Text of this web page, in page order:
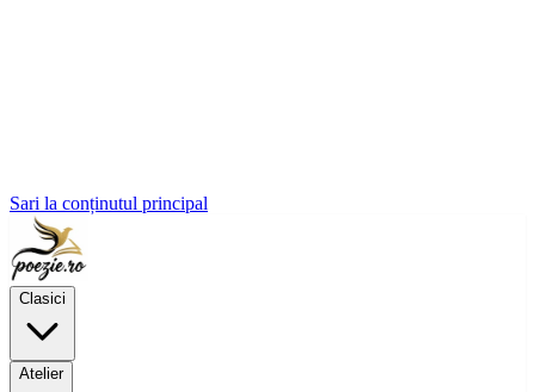
Sari la conținutul principal
Clasici
Atelier